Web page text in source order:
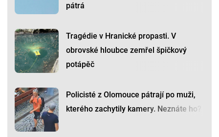
pátrá
Tragédie v Hranické propasti. V
obrovské hloubce zemřel špičkový
potápěč
Policisté z Olomouce pátrají po muži,
kterého zachytily kamery. Neznáte ho?